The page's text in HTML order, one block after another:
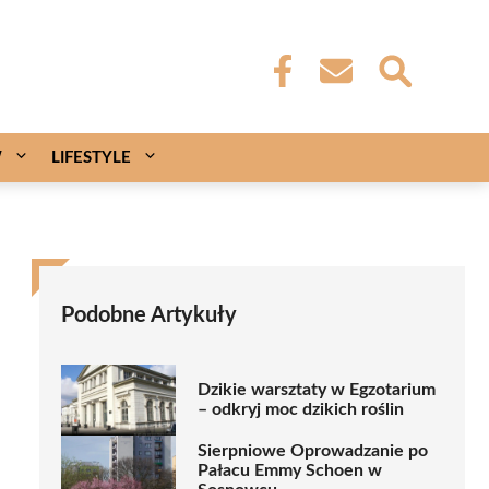
LIFESTYLE
Podobne Artykuły
Dzikie warsztaty w Egzotarium
– odkryj moc dzikich roślin
Sierpniowe Oprowadzanie po
Pałacu Emmy Schoen w